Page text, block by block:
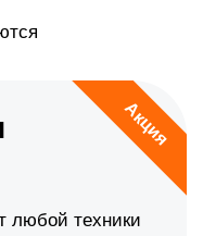
Акция
любой техники